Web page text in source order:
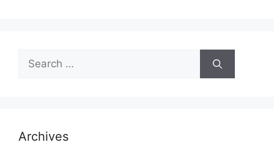
Search
for:
Archives